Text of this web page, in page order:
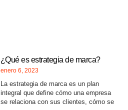
¿Qué es estrategia de marca?
enero 6, 2023
La estrategia de marca es un plan
integral que define cómo una empresa
se relaciona con sus clientes, cómo se